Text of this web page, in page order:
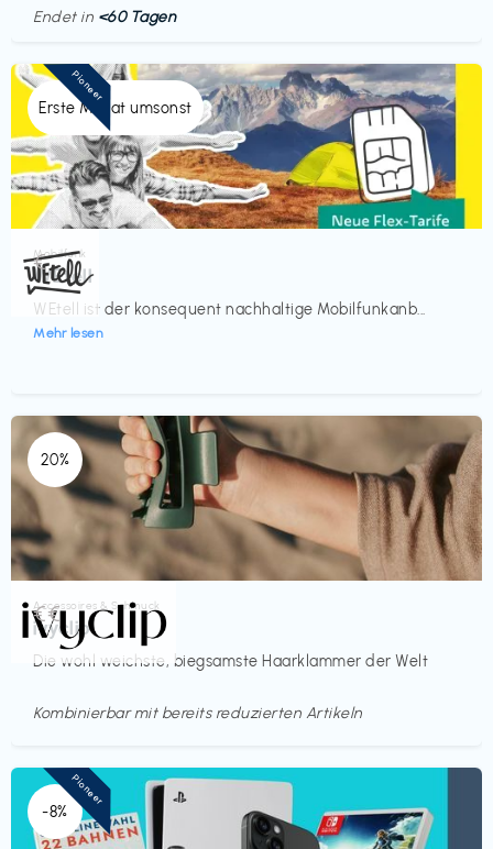
Endet in <60 Tagen
Erste Monat umsonst
Mobilfunk
WEtell
WEtell ist der konsequent nachhaltige Mobilfunkanb...
Mehr lesen
€‎
Pioneer
20%
Accessoires & Schmuck
ivyclip
Die wohl weichste, biegsamste Haarklammer der Welt
€€‎
Kombinierbar mit bereits reduzierten Artikeln
-8%
Pioneer